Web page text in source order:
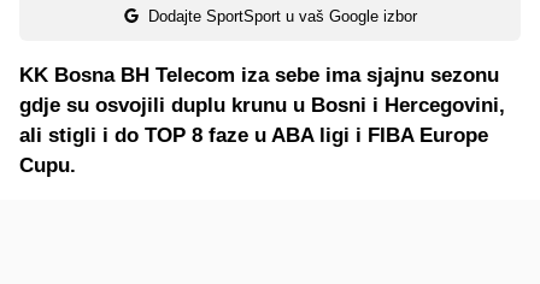
Dodajte SportSport u vaš Google izbor
KK Bosna BH Telecom iza sebe ima sjajnu sezonu
gdje su osvojili duplu krunu u Bosni i Hercegovini,
ali stigli i do TOP 8 faze u ABA ligi i FIBA Europe
Cupu.